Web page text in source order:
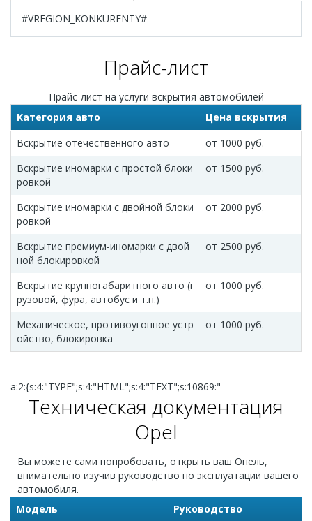
#VREGION_KONKURENTY#
Прайс-лист
Прайс-лист на услуги вскрытия автомобилей
Категория авто
Цена вскрытия
Вскрытие отечественного авто
от 1000 руб.
Вскрытие иномарки c простой блоки
ровкой
от 1500 руб.
Вскрытие иномарки c двойной блоки
ровкой
от 2000 руб.
Вскрытие премиум-иномарки c двой
ной блокировкой
от 2500 руб.
Вскрытие крупногабаритного авто (г
рузовой, фура, автобус и т.п.)
от 1000 руб.
Механическое, противоугонное устр
ойство, блокировка
от 1000 руб.
a:2:{s:4:"TYPE";s:4:"HTML";s:4:"TEXT";s:10869:"
Техническая документация
Opel
Вы можете сами попробовать, открыть ваш Опель,
внимательно изучив руководство по эксплуатации вашего
автомобиля.
Модель
Руководство